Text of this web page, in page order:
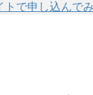
トで申し込んで